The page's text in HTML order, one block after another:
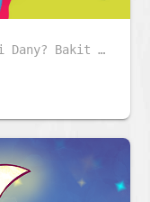
Anong nangyayari sa tahanan ni Dany? Bakit abala ang lahat?